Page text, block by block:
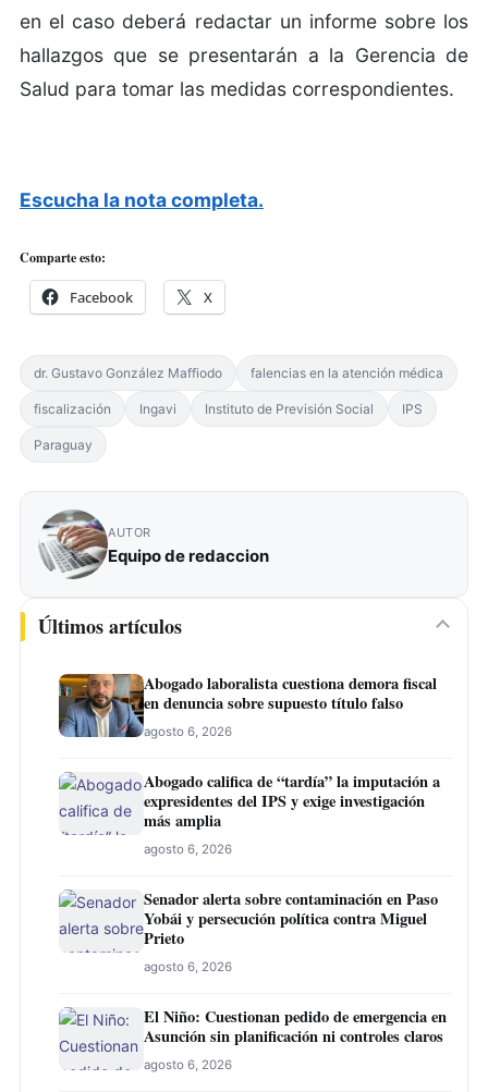
en el caso deberá redactar un informe sobre los
hallazgos que se presentarán a la Gerencia de
Salud para tomar las medidas correspondientes.
Escucha la nota completa.
Comparte esto:
Facebook X
dr. Gustavo González Maffiodo falencias en la atención médica
fiscalización Ingavi Instituto de Previsión Social IPS
Paraguay
AUTOR
Equipo de redaccion
Últimos artículos
Abogado laboralista cuestiona demora fiscal
en denuncia sobre supuesto título falso
agosto 6, 2026
Abogado califica de “tardía” la imputación a
expresidentes del IPS y exige investigación
más amplia
agosto 6, 2026
Senador alerta sobre contaminación en Paso
Yobái y persecución política contra Miguel
Prieto
agosto 6, 2026
El Niño: Cuestionan pedido de emergencia en
Asunción sin planificación ni controles claros
agosto 6, 2026